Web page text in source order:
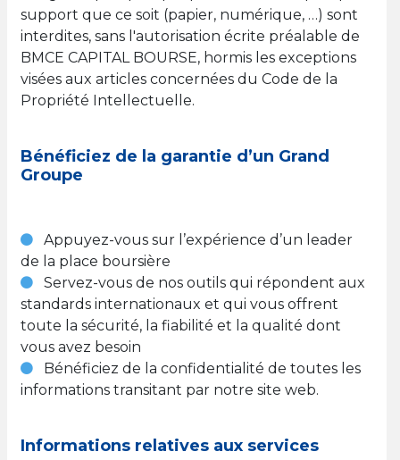
support que ce soit (papier, numérique, …) sont
interdites, sans l'autorisation écrite préalable de
BMCE CAPITAL BOURSE, hormis les exceptions
visées aux articles concernées du Code de la
Propriété Intellectuelle.
Bénéficiez de la garantie d’un Grand
Groupe
Appuyez-vous sur l’expérience d’un leader
de la place boursière
Servez-vous de nos outils qui répondent aux
standards internationaux et qui vous offrent
toute la sécurité, la fiabilité et la qualité dont
vous avez besoin
Bénéficiez de la confidentialité de toutes les
informations transitant par notre site web.
Informations relatives aux services